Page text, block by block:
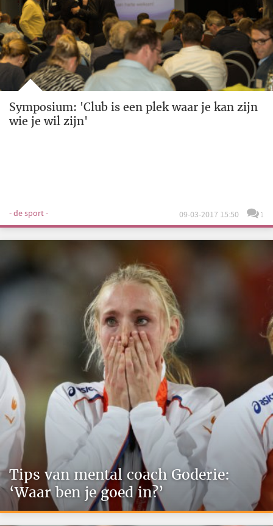
Symposium: 'Club is een plek waar je kan zijn
wie je wil zijn'
- de sport - 09-03-2017 15:50 1
Tips van mental coach Goderie:
‘Waar ben je goed in?’